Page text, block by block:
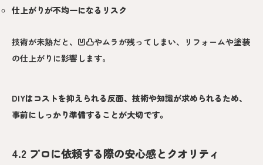
仕上がりが不均一になるリスク
技術が未熟だと、凹凸やムラが残ってしまい、リフォームや塗装
の仕上がりに影響します。
DIYはコストを抑えられる反面、技術や知識が求められるため、
事前にしっかり準備することが大切です。
4.2 プロに依頼する際の安心感とクオリティ